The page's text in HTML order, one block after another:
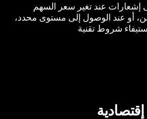
عند تغير سعر السهم
أو عند الوصول إلى مستوى محدد،
شروط تقنية